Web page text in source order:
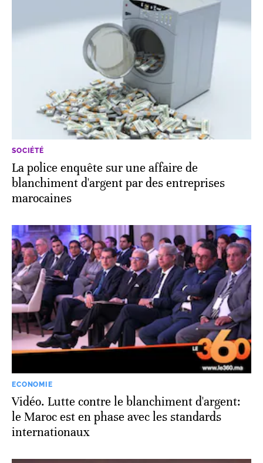
SOCIÉTÉ
La police enquête sur une affaire de
blanchiment d'argent par des entreprises
marocaines
ECONOMIE
Vidéo. Lutte contre le blanchiment d'argent:
le Maroc est en phase avec les standards
internationaux